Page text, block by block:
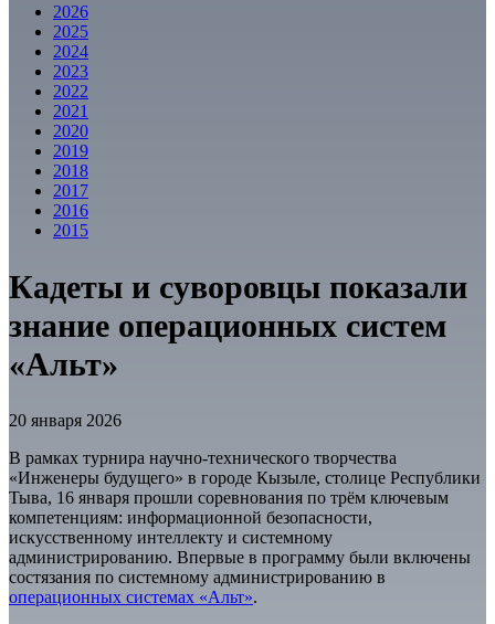
2026
2025
2024
2023
2022
2021
2020
2019
2018
2017
2016
2015
Кадеты и суворовцы показали
знание операционных систем
«Альт»
20 января 2026
В рамках турнира научно-технического творчества
«Инженеры будущего» в городе Кызыле, столице Республики
Тыва, 16 января прошли соревнования по трём ключевым
компетенциям: информационной безопасности,
искусственному интеллекту и системному
администрированию. Впервые в программу были включены
состязания по системному администрированию в
операционных системах «Альт».